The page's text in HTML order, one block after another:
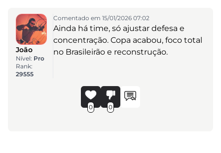
João
Nível: Pro
Rank:
29555
Comentado em 15/01/2026 07:02
Ainda há time, só ajustar defesa e
concentração. Copa acabou, foco total
no Brasileirão e reconstrução.
0 0